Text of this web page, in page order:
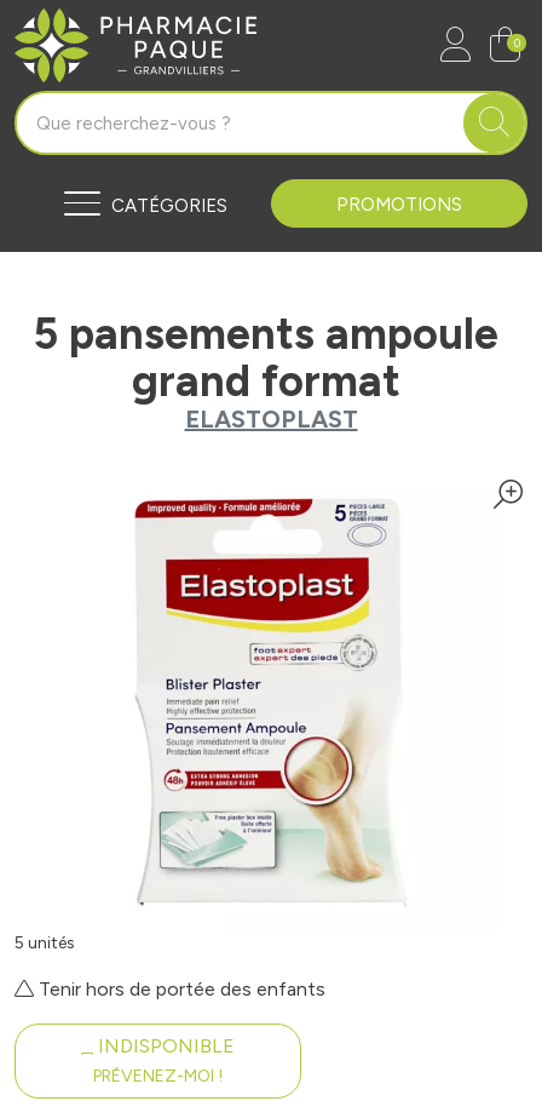
Pharmacie Paque Grandvilliers
0
CATÉGORIES PROMOTIONS
5 pansements ampoule
grand format
ELASTOPLAST
5 unités
Tenir hors de portée des enfants
INDISPONIBLE
PRÉVENEZ-MOI !